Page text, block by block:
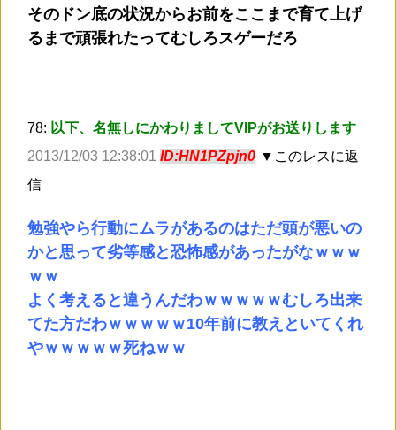
そのドン底の状況からお前をここまで育て上げ
るまで頑張れたってむしろスゲーだろ
78: 以下、名無しにかわりましてVIPがお送りします
2013/12/03 12:38:01 ID:HN1PZpjn0 ▼このレスに返
信
勉強やら行動にムラがあるのはただ頭が悪いの
かと思って劣等感と恐怖感があったがなｗｗｗ
ｗｗ
よく考えると違うんだわｗｗｗｗｗむしろ出来
てた方だわｗｗｗｗｗ10年前に教えといてくれ
やｗｗｗｗｗ死ねｗｗ